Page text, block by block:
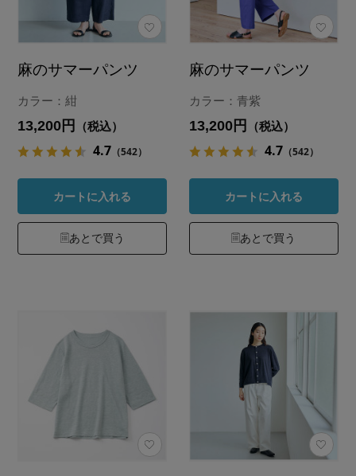
麻のサマーパンツ
カラー：紺
13,200円 （税込）
4.7 （542）
カートに入れる
あとで買う
麻のサマーパンツ
カラー：青紫
13,200円 （税込）
4.7 （542）
カートに入れる
あとで買う